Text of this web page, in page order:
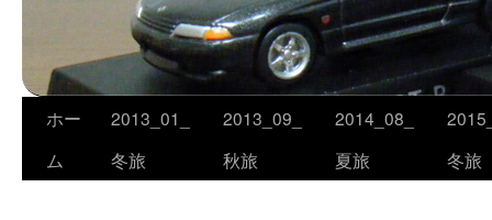
コホー
ム
2013_01_
冬旅
2013_09_
秋旅
2014_08_
夏旅
冬旅